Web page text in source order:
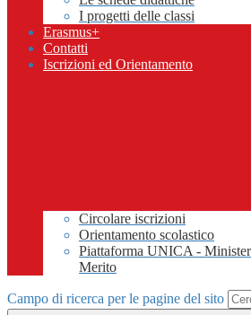
I progetti delle classi
Erasmus+
Contatti
Iscrizioni ed Orientamento
Circolare iscrizioni
Orientamento scolastico
Piattaforma UNICA -
Merito
Campo di ricerca per le pagine del sito